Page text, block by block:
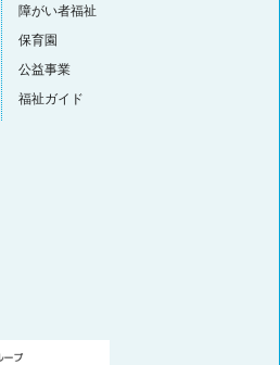
障がい者福祉
保育園
公益事業
福祉ガイド